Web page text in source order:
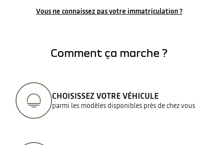
Vous ne connaissez pas votre immatriculation ?
Comment ça marche ?
CHOISISSEZ VOTRE VÉHICULE
parmi les modèles disponibles près de chez vous